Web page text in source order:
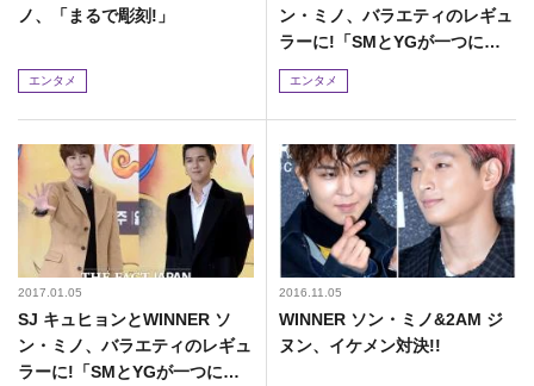
ノ、「まるで彫刻!」
エンタメ
ン・ミノ、バラエティのレギュ
ラーに!「SMとYGが一つにな
る姿を見せる」
エンタメ
2017.01.05
SJ キュヒョンとWINNER ソ
ン・ミノ、バラエティのレギュ
ラーに!「SMとYGが一つにな
2016.11.05
WINNER ソン・ミノ&2AM ジ
ヌン、イケメン対決!!